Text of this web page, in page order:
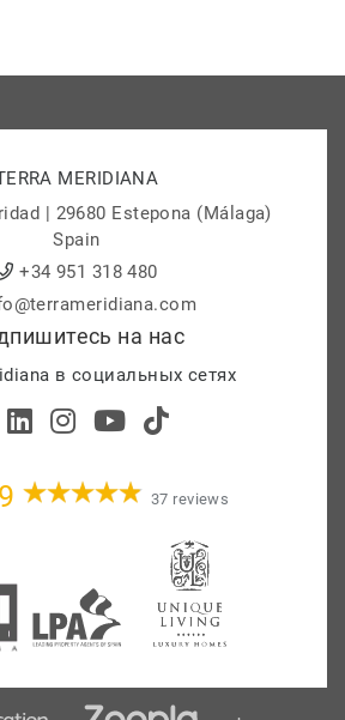
MERIDIANA
| 29680 Estepona (Málaga)
Spain
+34 951 318 480
на нас
в социальных сетях
37 reviews